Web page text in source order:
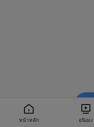
หน้าหลัก อนิเมะ
รั